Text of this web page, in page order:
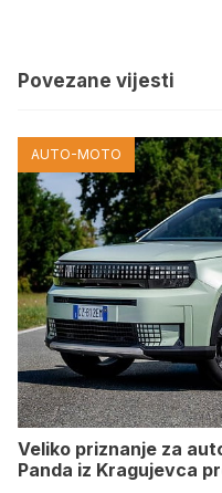
Povezane vijesti
AUTO-MOTO
Veliko priznanje za
Panda iz Kragujevca